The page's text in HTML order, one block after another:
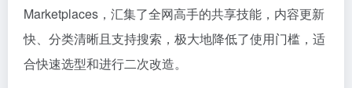
Marketplaces，汇集了全网高手的共享技能，内容更新
快、分类清晰且支持搜索，极大地降低了使用门槛，适
合快速选型和进行二次改造。